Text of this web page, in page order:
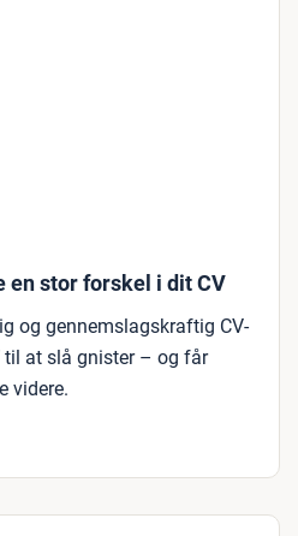
en stor forskel i dit CV
og gennemslagskraftig CV-
til at slå gnister – og får
videre.